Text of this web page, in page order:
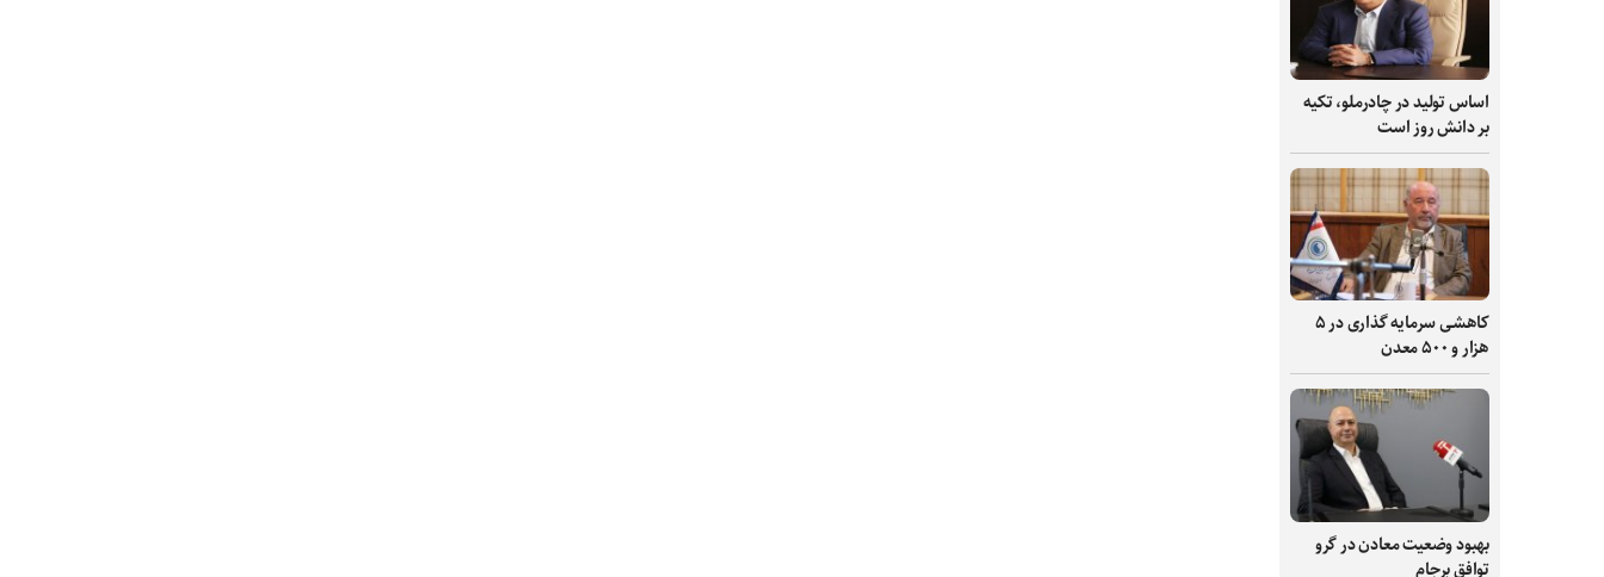
اساس تولید در چادرملو، تکیه
بر دانش‌ روز است
کاهشی سرمایه گذاری در ۵
هزار و ۵۰۰ معدن
بهبود وضعیت معادن در گرو
توافق برجام